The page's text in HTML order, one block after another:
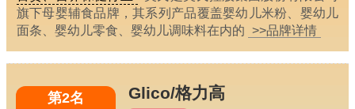
旗下母婴辅食品牌，其系列产品覆盖婴幼儿米粉、婴幼儿
面条、婴幼儿零食、婴幼儿调味料在内的 >>品牌详情
第2名 Glico/格力高